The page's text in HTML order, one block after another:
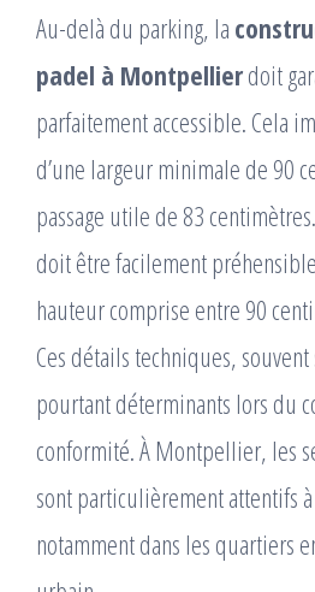
Au-delà du parking, la
padel à Montpellierdoit
parfaitement accessible. Cela
d’une largeur minimale de 90
passage utile de 83
doit être facilement
hauteur comprise entre 90
Ces détails techniques,
pourtant déterminants lors du
conformité. À Montpellier, les
sont particulièrement attentifs à
notamment dans les quartiers